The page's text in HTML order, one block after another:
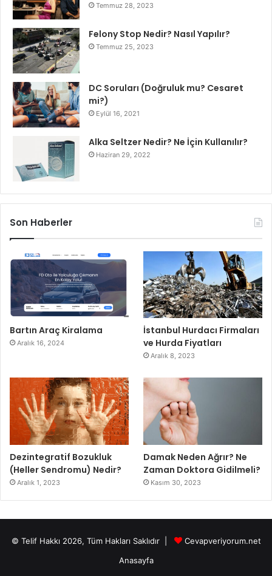
Temmuz 28, 2023
Felony Stop Nedir? Nasıl Yapılır?
Temmuz 25, 2023
DC Soruları (Doğruluk mu? Cesaret
mi?)
Eylül 16, 2021
Alka Seltzer Nedir? Ne İçin Kullanılır?
Haziran 29, 2022
Son Haberler
Bartın Araç Kiralama
Aralık 16, 2024
İstanbul Hurdacı Firmaları
ve Hurda Fiyatları
Aralık 8, 2023
Dezintegratif Bozukluk
(Heller Sendromu) Nedir?
Aralık 1, 2023
Damak Neden Ağrır? Ne
Zaman Doktora Gidilmeli?
Kasım 30, 2023
© Telif Hakkı 2026, Tüm Hakları Saklıdır |
Cevapveriyorum.net
Anasayfa